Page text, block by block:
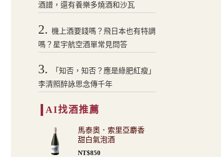
酒譜，還有養樂多燒酒和沙瓦
2. 機上酒要錢嗎？飛日本也有特調
嗎？星宇航空酒單常見問答
3.
「知否，知否？應是綠肥紅瘦」
李清照醉詠思念傳千年
AI找酒推薦
馬泰奧．索里亞麝香
甜白氣泡酒
NT$850